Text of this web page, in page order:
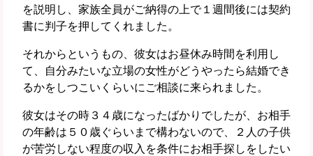
を説明し、家族全員がご納得の上で１週間後には契約
書に判子を押してくれました。
それからというもの、彼女はお昼休み時間を利用し
て、自分みたいな立場の女性がどうやったら結婚でき
るかをしつこいくらいにご相談に来られました。
彼女はその時３４歳になったばかりでしたが、お相手
の年齢は５０歳ぐらいまで構わないので、２人の子供
が苦労しない程度の収入を条件にお相手探しをしたい